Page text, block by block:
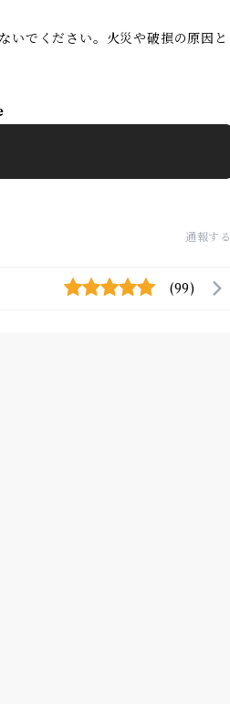
でください。火災や破損の原因と
通報する
(99)